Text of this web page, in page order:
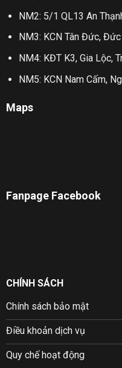
NM2: 5/1 QL13 An
NM3: KCN Tân Đức,
NM4: KĐT K3, Gia Lộc,
NM5: KCN Nam Cấm,
Maps
Fanpage Facebook
CHÍNH SÁCH
Chính sách bảo mật
Điều khoản dịch vụ
Quy chế hoạt động